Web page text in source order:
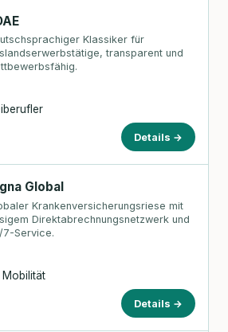
Klassiker für
transparent und
Details →
Global
Krankenversicherungsriese mit
Direktabrechnungsnetzwerk und
7-Service.
Mobilität
Details →